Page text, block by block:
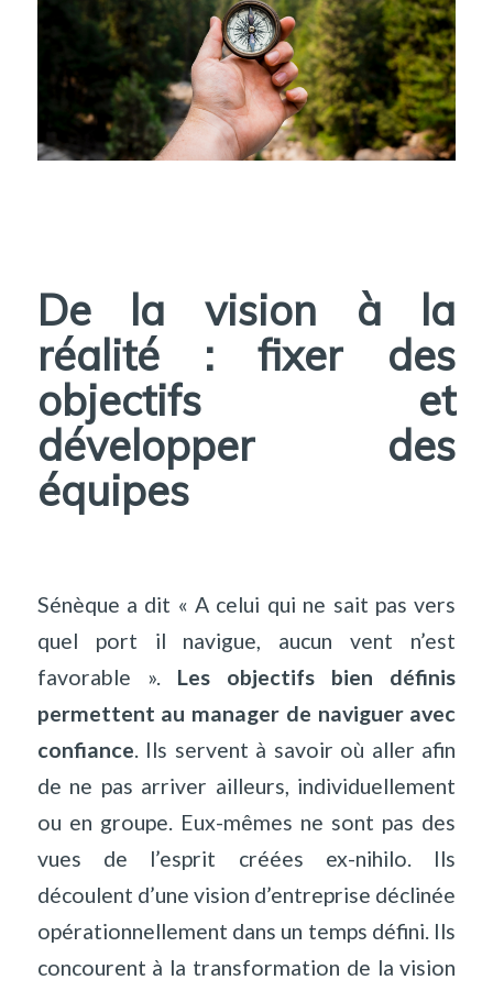
De la vision à la
réalité : fixer des
objectifs et
développer des
équipes
Sénèque a dit « A celui qui ne sait pas vers
quel port il navigue, aucun vent n’est
favorable ». Les objectifs bien définis
permettent au manager de naviguer avec
confiance. Ils servent à savoir où aller afin
de ne pas arriver ailleurs, individuellement
ou en groupe. Eux-mêmes ne sont pas des
vues de l’esprit créées ex-nihilo. Ils
découlent d’une vision d’entreprise déclinée
opérationnellement dans un temps défini. Ils
concourent à la transformation de la vision